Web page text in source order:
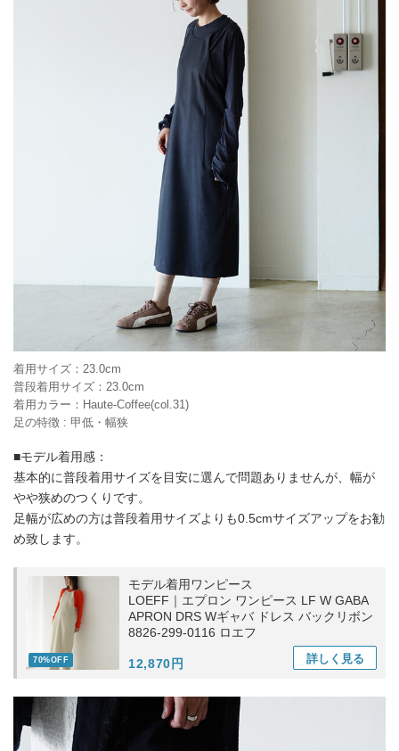
着用サイズ：23.0cm
普段着用サイズ：23.0cm
着用カラー：Haute-Coffee(col.31)
足の特徴 : 甲低・幅狭
■モデル着用感：
基本的に普段着用サイズを目安に選んで問題ありませんが、幅が
やや狭めのつくりです。
足幅が広めの方は普段着用サイズよりも0.5cmサイズアップをお勧
め致します。
70%OFF
モデル着用ワンピース
LOEFF｜エプロン ワンピース LF W GABA
APRON DRS Wギャバ ドレス バックリボン
8826-299-0116 ロエフ
12,870円 詳しく 見る